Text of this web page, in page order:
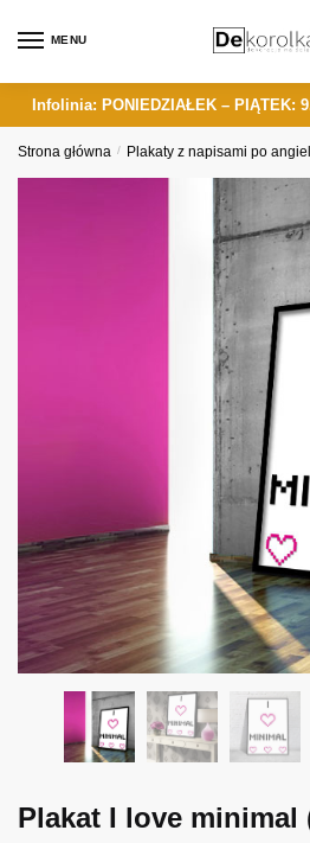
MENU
Infolinia: PONIEDZIAŁEK – PIĄTEK:
Strona główna / Plakaty z napisami po
Plakat I love minimal